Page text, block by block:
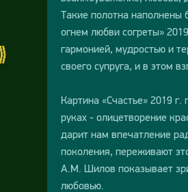
Такие полотна наполнены
огнем любви согреты»
гармонией, мудростью и
своего супруга, и в этом
Картина «Счастье» 2019
руках - олицетворение
дарит нам впечатление
поколения, переживают
А.М. Шилов показывает
любовью.